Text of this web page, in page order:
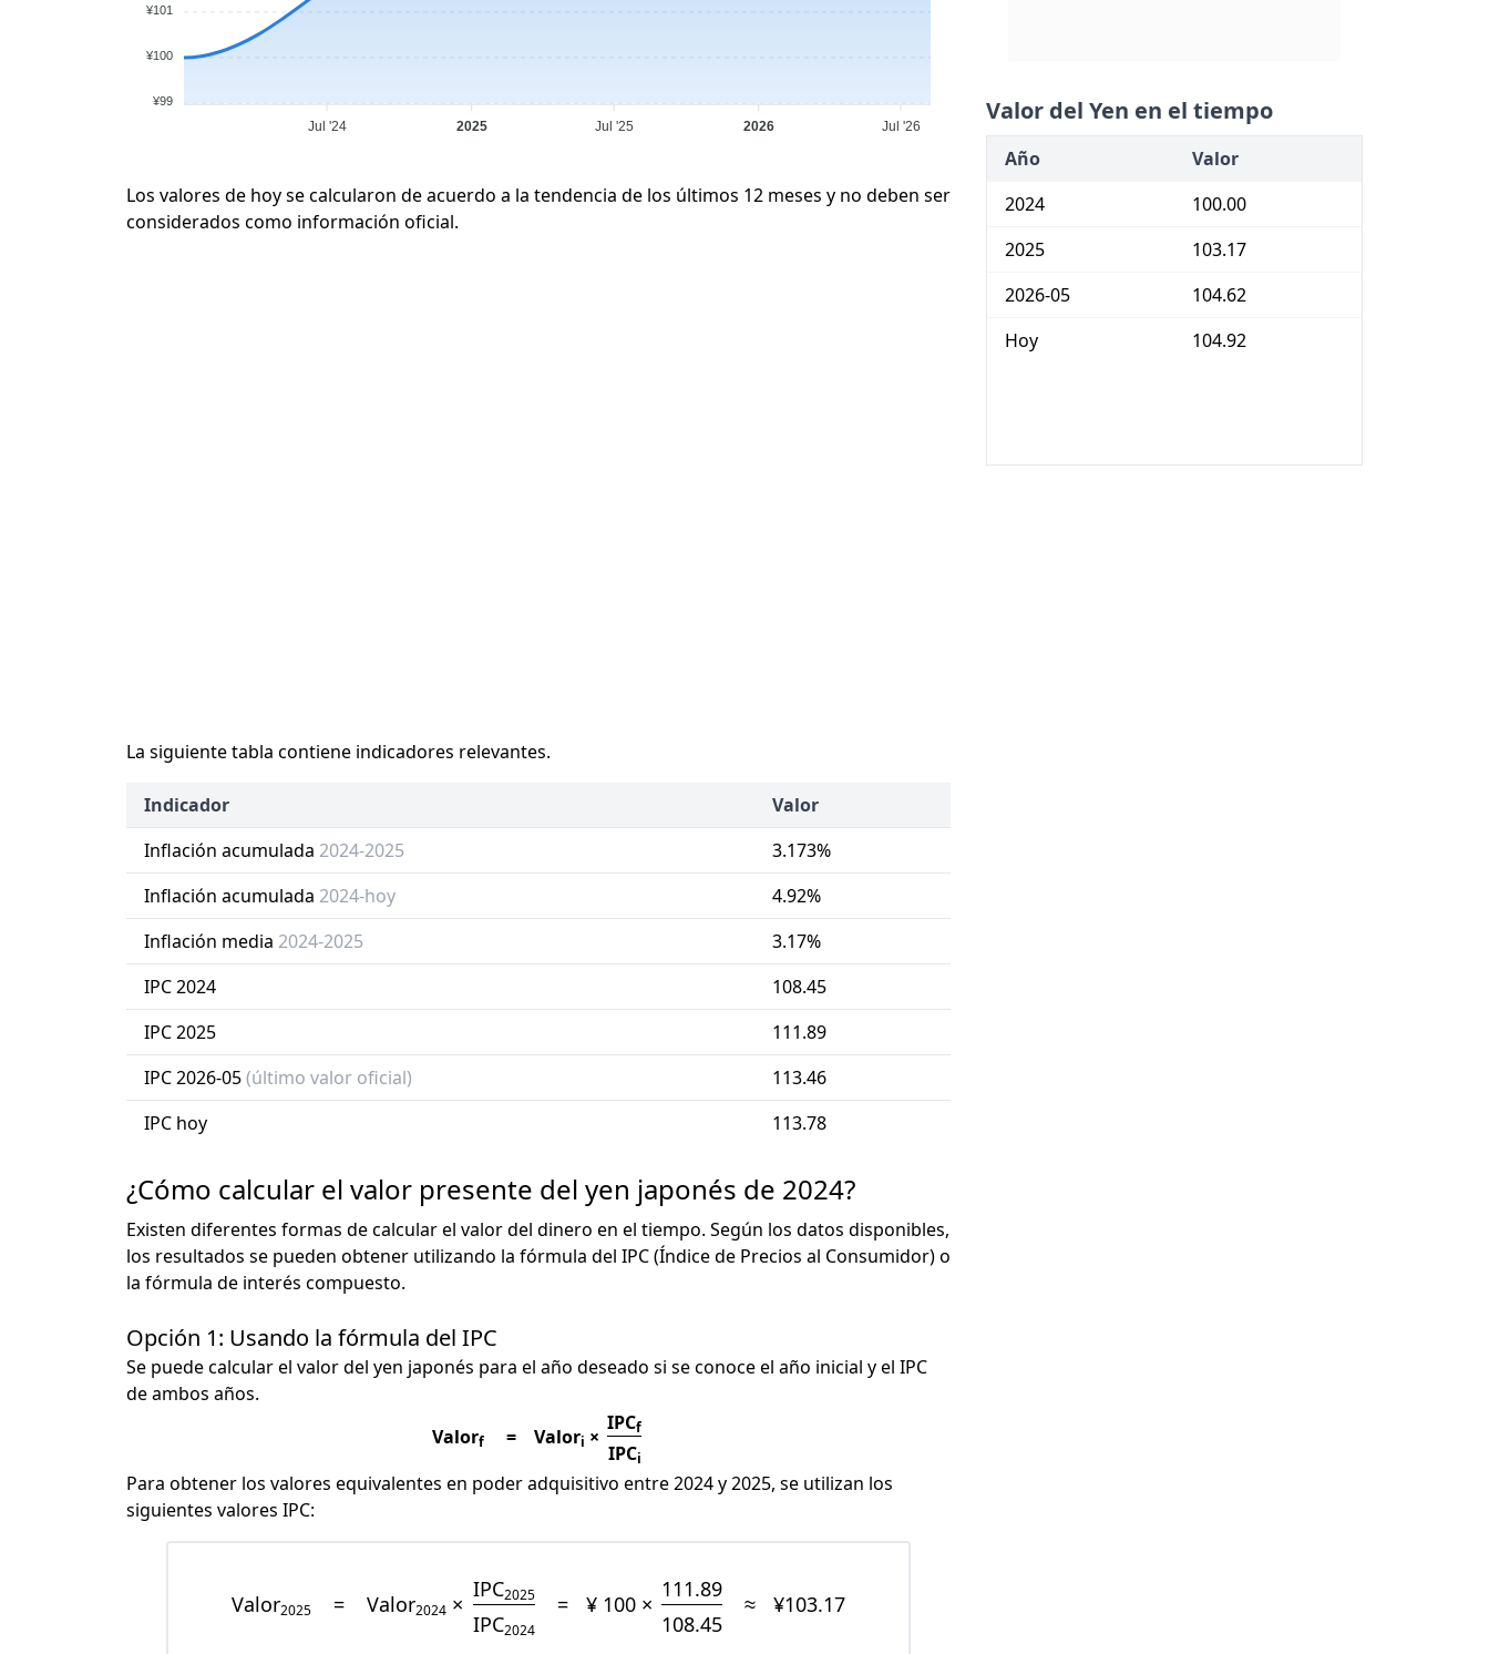
¥101
¥100
¥99
Jul '24 2025 Jul '25 2026 Jul '26
Los valores de hoy se calcularon de acuerdo a la tendencia de los últimos 12 meses y no deben ser
considerados como información oficial.
La siguiente tabla contiene indicadores relevantes.
Indicador
Valor
Inflación acumulada 2024-2025
3.173%
Inflación acumulada 2024-hoy
4.92%
Inflación media 2024-2025
3.17%
IPC 2024
108.45
IPC 2025
111.89
IPC 2026-05(último valor oficial)
113.46
IPC hoy
113.78
¿Cómo calcular el valor presente del yen japonés de 2024?
Existen diferentes formas de calcular el valor del dinero en el tiempo. Según los datos disponibles,
los resultados se pueden obtener utilizando la fórmula del IPC (Índice de Precios al Consumidor) o
la fórmula de interés compuesto.
Opción 1: Usando la fórmula del IPC
Se puede calcular el valor del yen japonés para el año deseado si se conoce el año inicial y el IPC
de ambos años.
Valorf = Valori ×
IPCf
IPCi
Para obtener los valores equivalentes en poder adquisitivo entre 2024 y 2025, se utilizan los
siguientes valores IPC:
Valor2025 = Valor2024 ×
IPC2025
IPC2024
= ¥ 100 ×
111.89
108.45
≈ ¥103.17
Valor del Yen en el tiempo
Año
Valor
2024
100.00
2025
103.17
2026-05
104.62
Hoy
104.92